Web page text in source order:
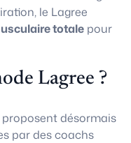
le Lagree
totale pour
Lagree ?
désormais
par des coachs